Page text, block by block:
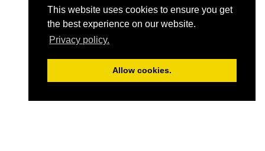
This website uses cookies to ensure you get
the best experience on our website.
Privacy policy.
Allow cookies.